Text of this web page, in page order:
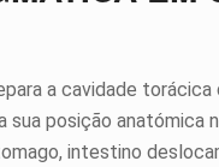
a cavidade
posição anatómica
intestino